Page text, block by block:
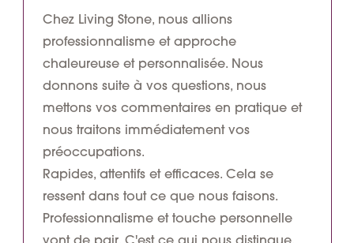
Chez Living Stone, nous allions
professionnalisme et approche
chaleureuse et personnalisée. Nous
donnons suite à vos questions, nous
mettons vos commentaires en pratique et
nous traitons immédiatement vos
préoccupations.
Rapides, attentifs et efficaces. Cela se
ressent dans tout ce que nous faisons.
Professionnalisme et touche personnelle
vont de pair. C'est ce qui nous distingue,